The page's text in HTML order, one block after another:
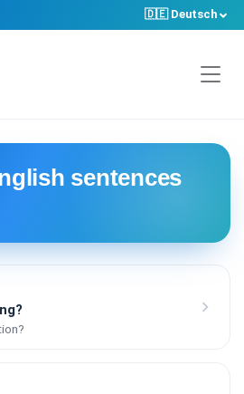
🇩🇪 Deutsch
sentences
chevron_right